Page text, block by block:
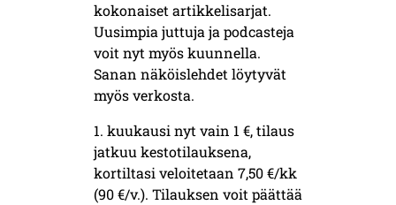
kokonaiset artikkelisarjat.
Uusimpia juttuja ja podcasteja
voit nyt myös kuunnella.
Sanan näköislehdet löytyvät
myös verkosta.
1. kuukausi nyt vain 1 €, tilaus
jatkuu kestotilauksena,
kortiltasi veloitetaan 7,50 €/kk
(90 €/v.). Tilauksen voit päättää